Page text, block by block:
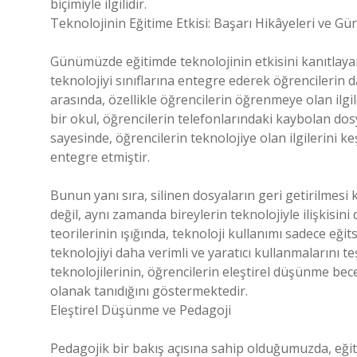
biçimiyle ilgilidir.
Teknolojinin Eğitime Etkisi: Başarı Hikâyeleri ve
Günümüzde eğitimde teknolojinin etkisini
teknolojiyi sınıflarına entegre ederek öğrencilerin
arasında, özellikle öğrencilerin öğrenmeye olan
bir okul, öğrencilerin telefonlarındaki kaybolan
sayesinde, öğrencilerin teknolojiye olan ilgilerini
entegre etmiştir.
Bunun yanı sıra, silinen dosyaların geri
değil, aynı zamanda bireylerin teknolojiyle
teorilerinin ışığında, teknoloji kullanımı sadece
teknolojiyi daha verimli ve yaratıcı kullanmalarını
teknolojilerinin, öğrencilerin eleştirel düşünme
olanak tanıdığını göstermektedir.
Eleştirel Düşünme ve Pedagoji
Pedagojik bir bakış açısına sahip olduğumuzda,